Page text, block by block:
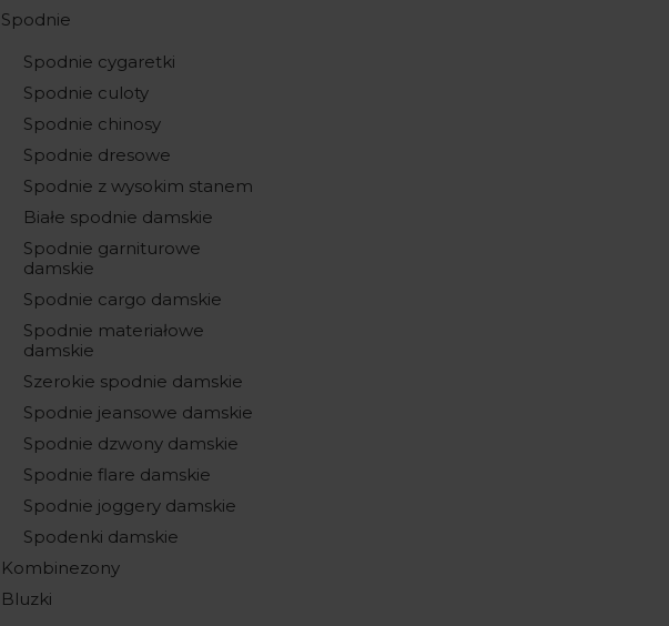
Spodnie
Spodnie cygaretki
Spodnie culoty
Spodnie chinosy
Spodnie dresowe
Spodnie z wysokim stanem
Białe spodnie damskie
Spodnie garniturowe
damskie
Spodnie cargo damskie
Spodnie materiałowe
damskie
Szerokie spodnie damskie
Spodnie jeansowe damskie
Spodnie dzwony damskie
Spodnie flare damskie
Spodnie joggery damskie
Spodenki damskie
Kombinezony
Bluzki